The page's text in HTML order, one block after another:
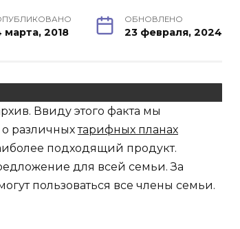
марта, 2018
ОБНОВЛЕНО
23 февраля, 2024
Ввиду этого факта мы
различныхтарифных планах
подходящий продукт.
для всей семьи. За
пользоваться все члены семьи.